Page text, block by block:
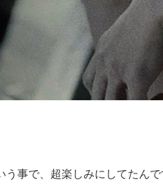
う事で、超楽しみにしてたん